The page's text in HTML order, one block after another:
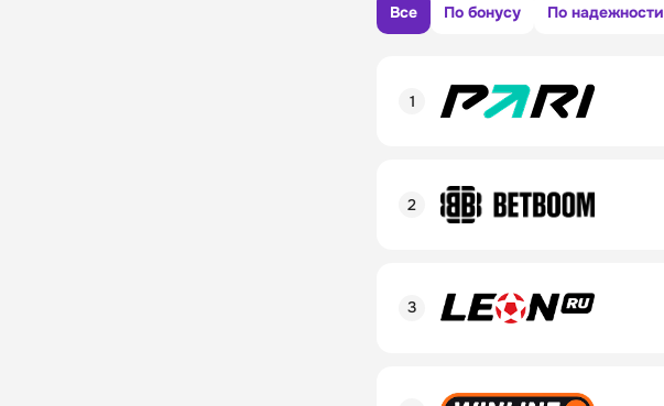
Все По бонусу По надежности
Бонусы и акции
Бонусы и акции